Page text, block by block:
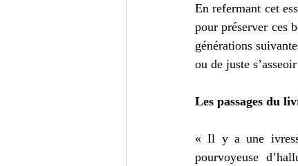
En refermant cet
pour préserver ces
générations
ou de juste
Les passages du
« Il y a une
pourvoyeuse